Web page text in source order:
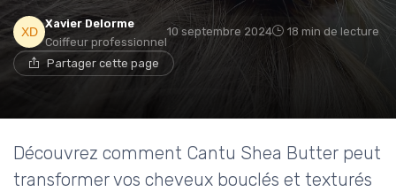
Xavier Delorme
Coiffeur professionnel
10 septembre 2024 18 min de lecture
Partager cette page
Découvrez comment Cantu Shea Butter peut
transformer vos cheveux bouclés et texturés